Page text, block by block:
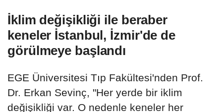
İklim değişikliği ile beraber
keneler İstanbul, İzmir'de de
görülmeye başlandı
EGE Üniversitesi Tıp Fakültesi'nden Prof.
Dr. Erkan Sevinç, "Her yerde bir iklim
değişikliği var. O nedenle keneler her